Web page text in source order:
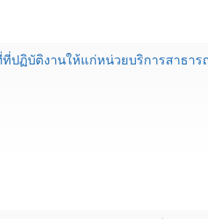
ปฏิบัติงานให้แก่หน่วยบริการสาธา